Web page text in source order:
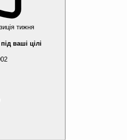
тижня
ваші цілі